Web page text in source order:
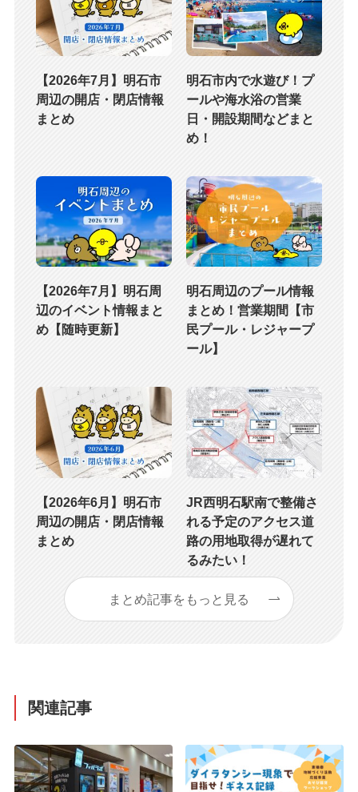
【2026年7月】明石市
周辺の開店・閉店情報
まとめ
明石市内で水遊び！プ
ールや海水浴の営業
日・開設期間などまと
め！
【2026年7月】明石周
辺のイベント情報まと
め【随時更新】
明石周辺のプール情報
まとめ！営業期間【市
民プール・レジャープ
ール】
【2026年6月】明石市
周辺の開店・閉店情報
まとめ
JR西明石駅南で整備さ
れる予定のアクセス道
路の用地取得が遅れて
るみたい！
まとめ記事をもっと見る
関連記事